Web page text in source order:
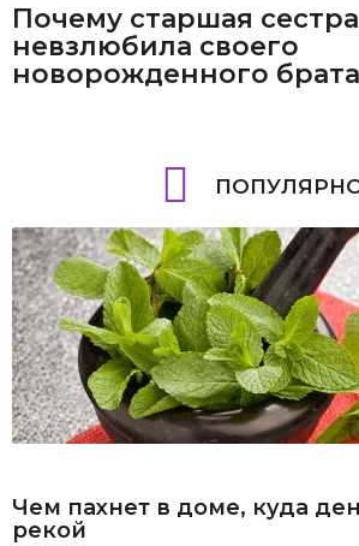
Почему старшая сестра
невзлюбила своего
новорожденного брата
Чем пахнет в доме, куда
рекой